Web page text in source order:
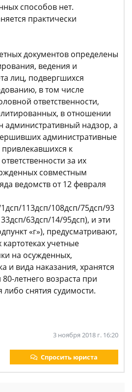
способов нет.
практически
документов определены
ведения и
лиц, подвергшихся
в том числе
ответственности,
в отношении
административный надзор, а
административные
к
за их
совместным
ведомств от 12 февраля
113дсп/108дсп/75дсп/93
63дсп/14/95дсп), и эти
«г»), предусматривают,
учетные
на осужденных,
и вида наказания, хранятся
летнего возраста при
снятия судимости.
3 ноября 2018 г. 16:20
Спросить юриста